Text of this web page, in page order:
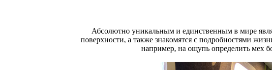
Абсолютно уникальным и единственным в мире
поверхности, а также знакомятся с подробностями
например, на ощупь определить мех